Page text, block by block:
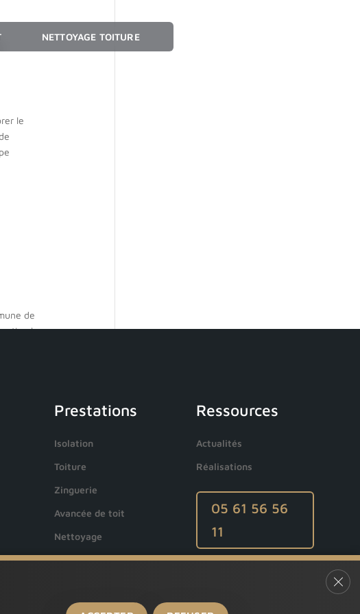
NETTOYAGE TOITURE
le
de
la
Prestations
Isolation
Toiture
Zinguerie
Avancée de toit
Nettoyage
Ressources
Actualités
Réalisations
05 61 56 56
11